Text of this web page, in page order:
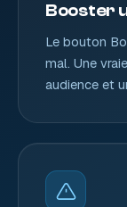
Booster
Le bouton
mal. Une
audience et